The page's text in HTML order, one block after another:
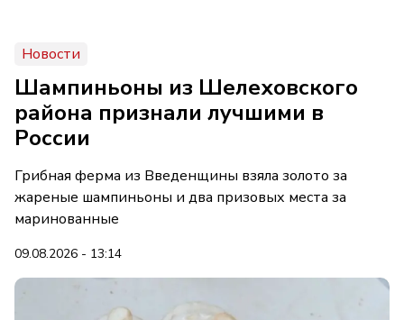
Новости
Шампиньоны из Шелеховского
района признали лучшими в
России
Грибная ферма из Введенщины взяла золото за
жареные шампиньоны и два призовых места за
маринованные
09.08.2026 - 13:14